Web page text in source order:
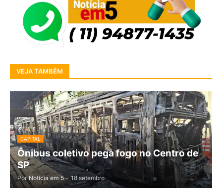
VEJA TAMBÉM
CAPITAL
Ônibus coletivo pega fogo no Centro de
SP
Por Notícia em 5 - 18 setembro